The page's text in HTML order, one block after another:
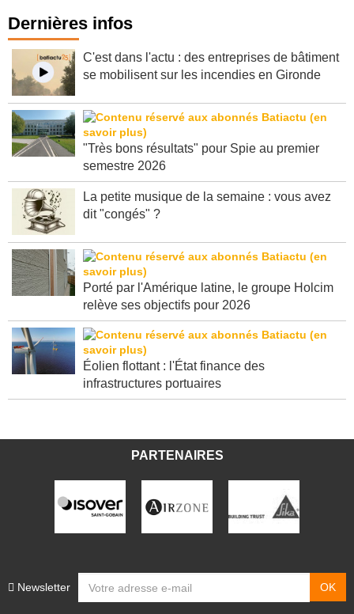
Dernières infos
C'est dans l'actu : des entreprises de bâtiment
se mobilisent sur les incendies en Gironde
"Très bons résultats" pour Spie au premier
semestre 2026
La petite musique de la semaine : vous avez
dit "congés" ?
Porté par l'Amérique latine, le groupe Holcim
relève ses objectifs pour 2026
Éolien flottant : l'État finance des
infrastructures portuaires
PARTENAIRES
Newsletter